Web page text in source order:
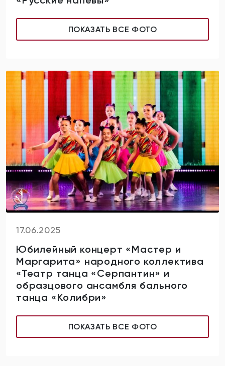
ПОКАЗАТЬ ВСЕ ФОТО
17.06.2025
Юбилейный концерт «Мастер и
Маргарита» народного коллектива
«Театр танца «Серпантин» и
образцового ансамбля бального
танца «Колибри»
ПОКАЗАТЬ ВСЕ ФОТО